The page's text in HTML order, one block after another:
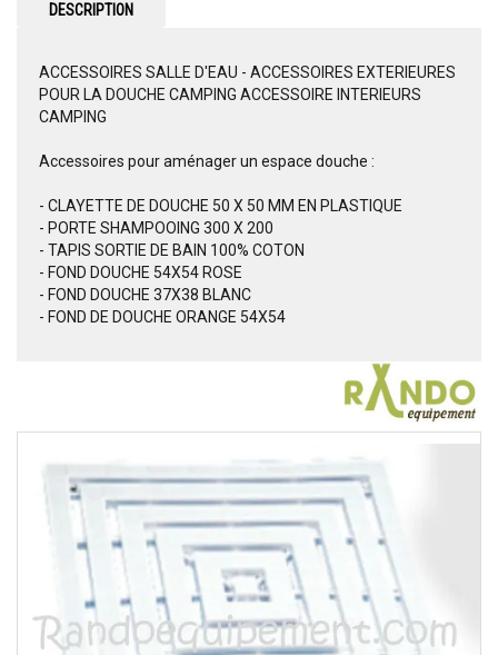
DESCRIPTION
ACCESSOIRES SALLE D'EAU - ACCESSOIRES EXTERIEURES
POUR LA DOUCHE CAMPING ACCESSOIRE INTERIEURS
CAMPING
Accessoires pour aménager un espace douche :
- CLAYETTE DE DOUCHE 50 X 50 MM EN PLASTIQUE
- PORTE SHAMPOOING 300 X 200
- TAPIS SORTIE DE BAIN 100% COTON
- FOND DOUCHE 54X54 ROSE
- FOND DOUCHE 37X38 BLANC
- FOND DE DOUCHE ORANGE 54X54